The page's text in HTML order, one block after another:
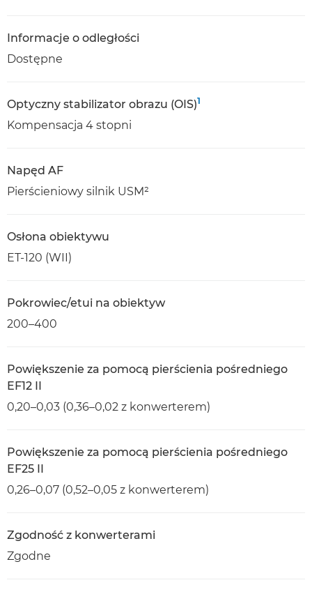
Informacje o odległości
Dostępne
Optyczny stabilizator obrazu (OIS)1
Kompensacja 4 stopni
Napęd AF
Pierścieniowy silnik USM²
Osłona obiektywu
ET-120 (WII)
Pokrowiec/etui na obiektyw
200–400
Powiększenie za pomocą pierścienia pośredniego
EF12 II
0,20–0,03 (0,36–0,02 z konwerterem)
Powiększenie za pomocą pierścienia pośredniego
EF25 II
0,26–0,07 (0,52–0,05 z konwerterem)
Zgodność z konwerterami
Zgodne